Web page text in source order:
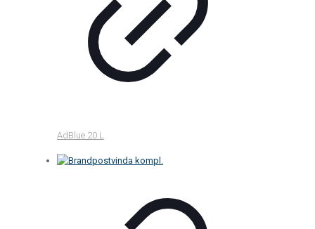
AdBlue 20 L